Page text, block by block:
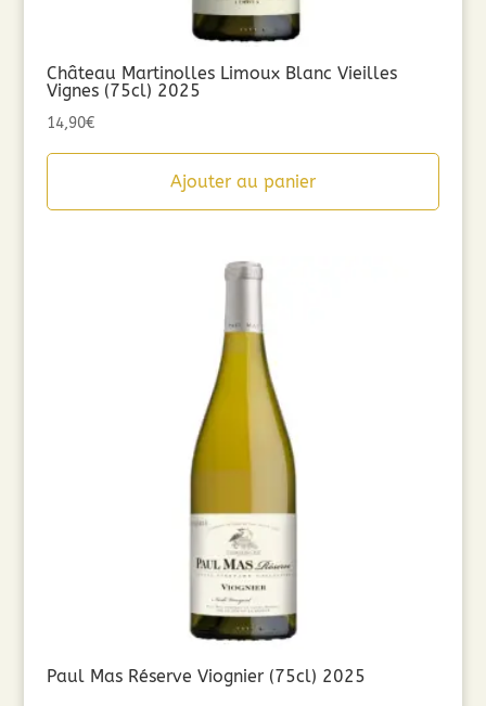
Château Martinolles Limoux Blanc Vieilles
Vignes (75cl) 2025
14,90€
Ajouter au panier
Paul Mas Réserve Viognier (75cl) 2025